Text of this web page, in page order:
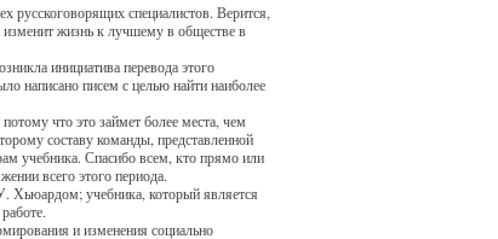
русскоговорящих специалистов. Верится,
изменит жизнь к лучшему в обществе в
инициатива перевода этого
написано писем с целью найти наиболее
что это займет более места, чем
составу команды, представленной
учебника. Спасибо всем, кто прямо или
всего этого периода.
Хьюардом; учебника, который является
и изменения социально